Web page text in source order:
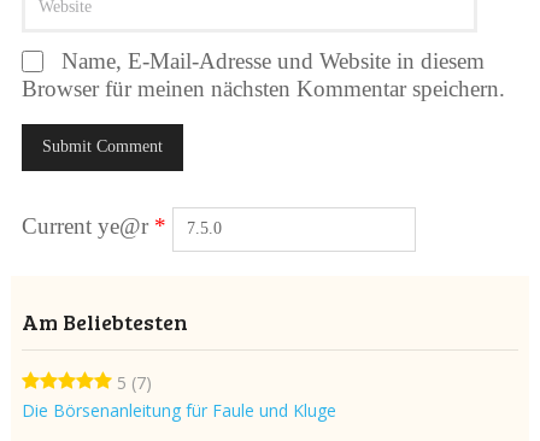
Name, E-Mail-Adresse und Website in diesem
Browser für meinen nächsten Kommentar speichern.
Current ye@r *
Am Beliebtesten
5 (7)
Die Börsenanleitung für Faule und Kluge